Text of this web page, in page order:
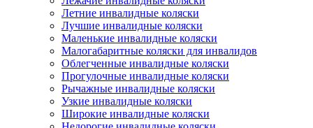
Летние инвалидные коляски
Лучшие инвалидные коляски
Маленькие инвалидные коляски
Малогабаритные коляски для инвалидов
Облегченные инвалидные коляски
Прогулочные инвалидные коляски
Рычажные инвалидные коляски
Узкие инвалидные коляски
Широкие инвалидные коляски